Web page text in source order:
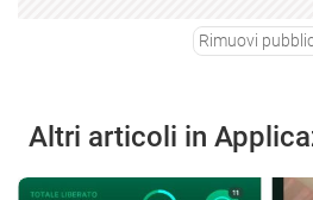
Rimuovi
Altri articoli in